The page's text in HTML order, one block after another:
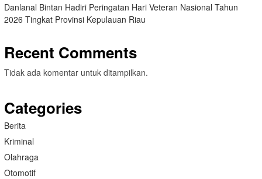
Danlanal Bintan Hadiri Peringatan Hari Veteran Nasional Tahun
2026 Tingkat Provinsi Kepulauan Riau
Recent Comments
Tidak ada komentar untuk ditampilkan.
Categories
Berita
Kriminal
Olahraga
Otomotif